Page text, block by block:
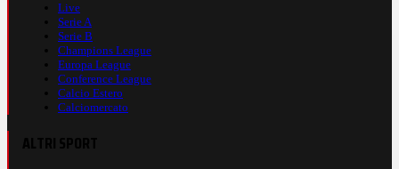
Live
Serie A
Serie B
Champions League
Europa League
Conference League
Calcio Estero
Calciomercato